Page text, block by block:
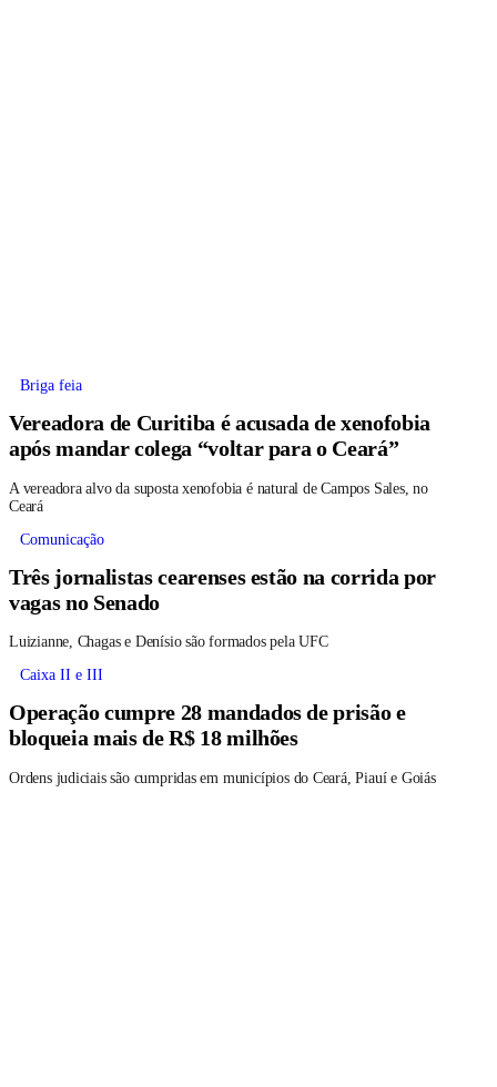
Briga feia
Vereadora de Curitiba é acusada de xenofobia
após mandar colega “voltar para o Ceará”
A vereadora alvo da suposta xenofobia é natural de Campos Sales, no
Ceará
Comunicação
Três jornalistas cearenses estão na corrida por
vagas no Senado
Luizianne, Chagas e Denísio são formados pela UFC
Caixa II e III
Operação cumpre 28 mandados de prisão e
bloqueia mais de R$ 18 milhões
Ordens judiciais são cumpridas em municípios do Ceará, Piauí e Goiás